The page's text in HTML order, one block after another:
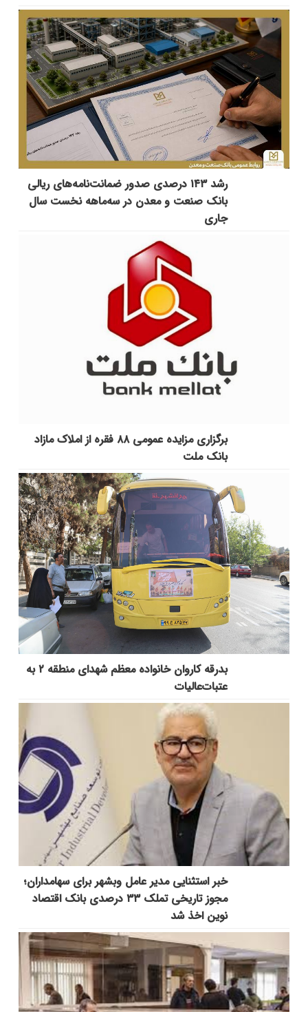
رشد ۱۴۳ درصدی صدور ضمانت‌نامه‌های ریالی
بانک صنعت و معدن در سه‌ماهه نخست سال
جاری
برگزاری مزایده عمومی ۸۸ فقره از املاک مازاد
بانک ملت
بدرقه کاروان خانواده معظم شهدای منطقه ۲ به
عتبات‌عالیات
خبر استثنایی مدیر عامل وبشهر برای سهامداران؛
مجوز تاریخی تملک ۳۳ درصدی بانک اقتصاد
نوین اخذ شد